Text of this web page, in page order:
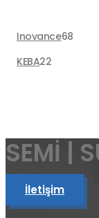
Inovance6868
KEBA2222
SEMİ |
İletişim